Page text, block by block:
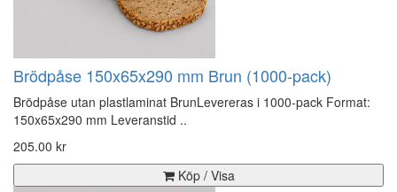
Brödpåse 150x65x290 mm Brun (1000-pack)
Brödpåse utan plastlaminat BrunLevereras i 1000-pack Format:
150x65x290 mm Leveranstid ..
205.00 kr
Köp / Visa